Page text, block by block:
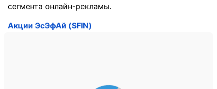
сегмента онлайн-рекламы.
Акции ЭсЭфАй (SFIN)